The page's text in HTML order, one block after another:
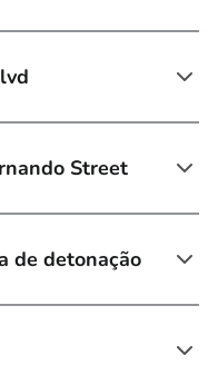
Street
de detonação